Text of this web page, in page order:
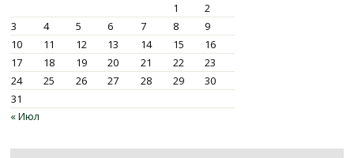
1
2
3
4 5 6 7 8
9
10
11 12 13 14 15
16
17
18 19 20 21 22
23
24
25 26 27 28 29
30
31
« Июл